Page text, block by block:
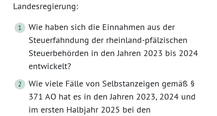
Landesregierung:
Wie haben sich die Einnahmen aus der
Steuerfahndung der rheinland-pfälzischen
Steuerbehörden in den Jahren 2023 bis 2024
entwickelt?
Wie viele Fälle von Selbstanzeigen gemäß §
371 AO hat es in den Jahren 2023, 2024 und
im ersten Halbjahr 2025 bei den